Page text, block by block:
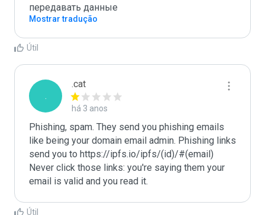
передавать данные
Mostrar tradução
Útil
.
.cat
há 3 anos
Phishing, spam. They send you phishing emails
like being your domain email admin. Phishing links
send you to https://ipfs.io/ipfs/(id)/#(email)
Never click those links: you're saying them your
email is valid and you read it.
Útil